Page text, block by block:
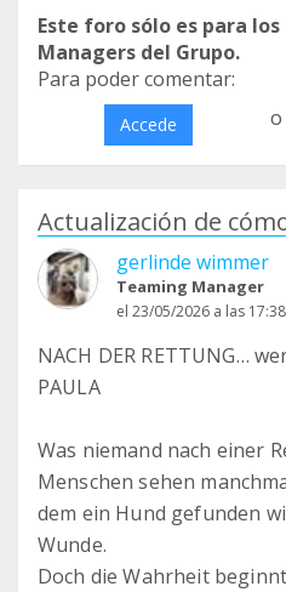
Este foro sólo es para
Managers del Grupo.
Para poder comentar:
Accede o
Actualización de
gerlinde wimmer
Teaming Manager
el 23/05/2026 a las
NACH DER RETTUNG…
PAULA
Was niemand nach einer
Menschen sehen
dem ein Hund gefunden
Wunde.
Doch die Wahrheit